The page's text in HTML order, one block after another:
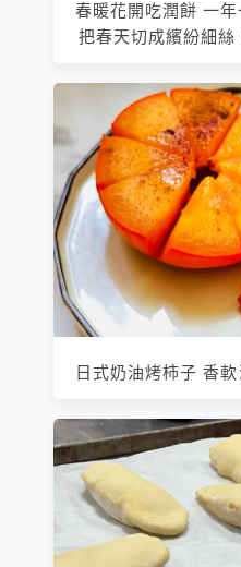
春暖花開吃潤餅 一
把春天切成繽紛細
日式奶油烤柿子 香